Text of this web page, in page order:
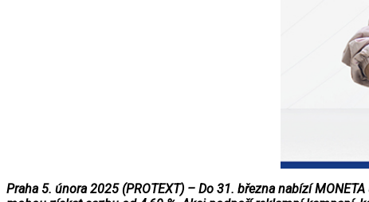
Praha 5. února 2025 (PROTEXT) – Do 31. března nabízí